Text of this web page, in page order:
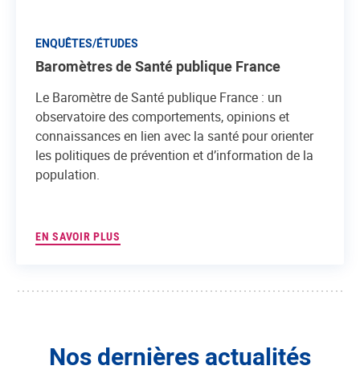
ENQUÊTES/ÉTUDES
Baromètres de Santé publique France
Le Baromètre de Santé publique France : un
observatoire des comportements, opinions et
connaissances en lien avec la santé pour orienter
les politiques de prévention et d’information de la
population.
EN SAVOIR PLUS
Nos dernières actualités